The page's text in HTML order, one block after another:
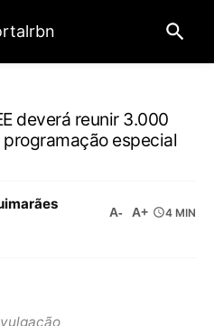
deverá reunir 3.000
especial
A- A+ 4 MIN